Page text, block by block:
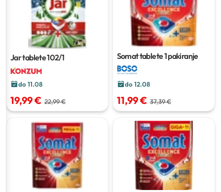
Jar tablete102/1
do 11.08
19,99 € 22,99 €
Somat tablete1 pakiranje
do 12.08
11,99 € 37,39 €